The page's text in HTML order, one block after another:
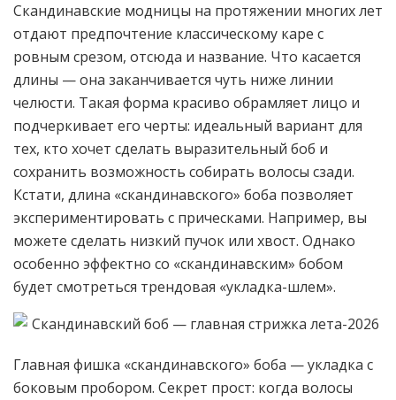
Скандинавские модницы на протяжении многих лет
отдают предпочтение классическому каре с
ровным срезом, отсюда и название. Что касается
длины — она заканчивается чуть ниже линии
челюсти. Такая форма красиво обрамляет лицо и
подчеркивает его черты: идеальный вариант для
тех, кто хочет сделать выразительный боб и
сохранить возможность собирать волосы сзади.
Кстати, длина «скандинавского» боба позволяет
экспериментировать с прическами. Например, вы
можете сделать низкий пучок или хвост. Однако
особенно эффектно со «скандинавским» бобом
будет смотреться трендовая «укладка-шлем».
Главная фишка «скандинавского» боба — укладка с
боковым пробором. Секрет прост: когда волосы